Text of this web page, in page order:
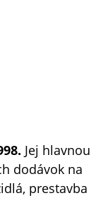
Jej hlavnou
dodávok na
prestavba